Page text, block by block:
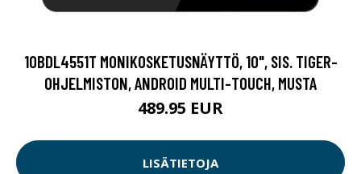
10BDL4551T MONIKOSKETUSNÄYTTÖ, 10", SIS. TIGER-
OHJELMISTON, ANDROID MULTI-TOUCH, MUSTA
489.95 EUR
LISÄTIETOJA